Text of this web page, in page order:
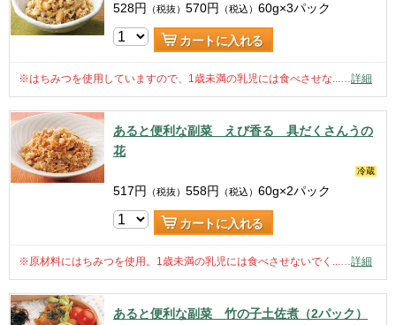
528円 （税抜） 570円 （税込） 60g×3パック
カートに入れる
※はちみつを使用していますので、1歳未満の乳児には食べさせな...…詳細
あると便利な副菜 えび香る 具だくさんうの
花
冷蔵
517円 （税抜） 558円 （税込） 60g×2パック
カートに入れる
※原材料にはちみつを使用。1歳未満の乳児には食べさせないでく...…詳細
あると便利な副菜 竹の子土佐煮（2パック）